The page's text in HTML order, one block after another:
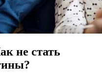
не стать